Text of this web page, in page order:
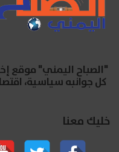
"الصباح اليمني" موقع
كل جوانبه سياسية،
خليك معنا